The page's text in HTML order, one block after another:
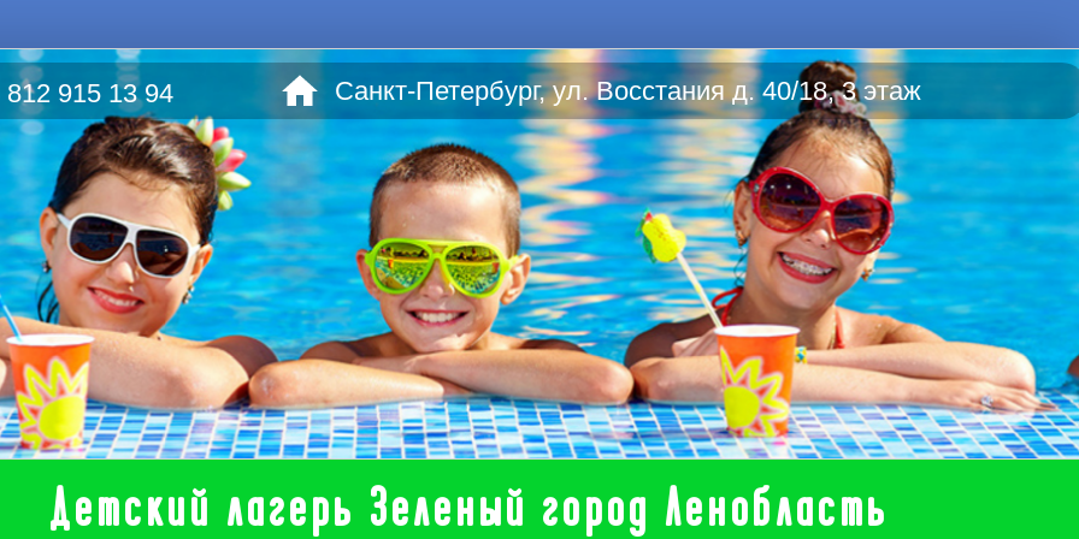
812 915 13 94 Санкт-Петербург, ул. Восстания д. 40/18, 3 этаж
Детский лагерь Зеленый город Ленобласть